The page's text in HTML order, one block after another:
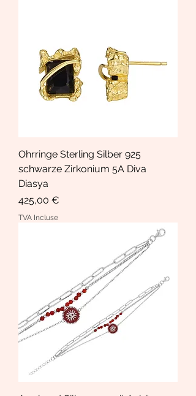
Ohrringe Sterling Silber 925
schwarze Zirkonium 5A Diva
Diasya
Prix
425,00 €
TVA Incluse